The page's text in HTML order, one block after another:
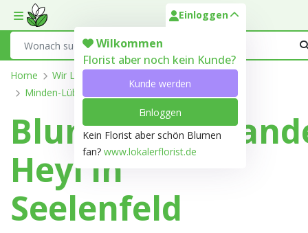
Toggle mobile menu
Einloggen
Wilkommen
Florist aber noch kein Kunde?
Kunde werden
Einloggen
Kein Florist aber schön Blumen
fan? www.lokalerflorist.de
Home Wir Liefern
Minden-Lübbecke
Heyl in
Seelenfeld